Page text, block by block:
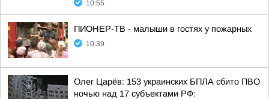
10:55
ПИОНЕР-ТВ - малыши в гостях у пожарных
10:39
Олег Царёв: 153 украинских БПЛА сбито ПВО
ночью над 17 субъектами РФ: